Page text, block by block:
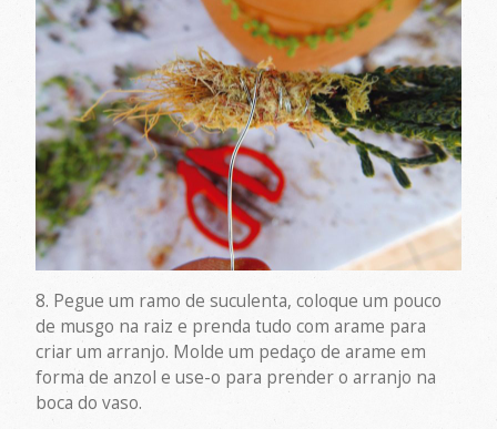
8. Pegue um ramo de suculenta, coloque um pouco
de musgo na raiz e prenda tudo com arame para
criar um arranjo. Molde um pedaço de arame em
forma de anzol e use-o para prender o arranjo na
boca do vaso.